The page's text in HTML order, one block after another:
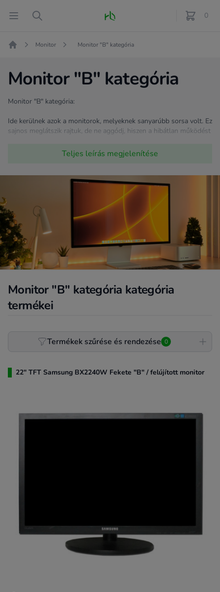
Open menu
Search Fő oldal 0
féle
Monitor Monitor "B" kategória
Monitor "B" kategória
Monitor "B" kategória:
Ide kerülnek azok a monitorok, melyeknek sanyarúbb sorsa volt. Ez
sajnos meglátszik rajtuk, de ne aggódj, hiszen a hibátlan működést
kínáljuk! Ha nem számít a külső, akkor válogass bátran! ;)
Milyen hibákkal szembesülhetsz? Elszíneződött káva, esetleg folt
Mint minden termékünket, így ezeket is tesztelve kínáljuk!
Teljes leírás megjelenítése
Monitor "B" kategória kategória
termékei
Product filterTermékek szűrése és rendezése 0
22" TFT Samsung BX2240W Fekete "B" / felújított monitor